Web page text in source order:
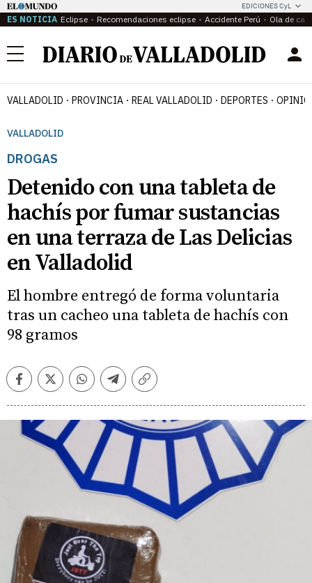
EDICIONES CyL
ES NOTICIA Eclipse Recomendaciones eclipse Accidente Perú Ola de
Menú
VALLADOLID PROVINCIA REAL VALLADOLID DEPORTES
VALLADOLID
DROGAS
Detenido con una tableta de
hachís por fumar sustancias
en una terraza de Las Delicias
en Valladolid
El hombre entregó de forma voluntaria
tras un cacheo una tableta de hachís con
98 gramos
FacebookTwitterWhatsappTelegramCopiar